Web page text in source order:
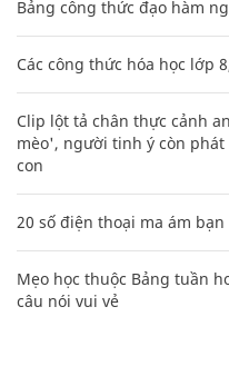
Bảng công thức đạo hàm
Các công thức hóa học lớp
Clip lột tả chân thực cảnh
mèo', người tinh ý còn
con
20 số điện thoại ma ám
Mẹo học thuộc Bảng tuần
câu nói vui vẻ